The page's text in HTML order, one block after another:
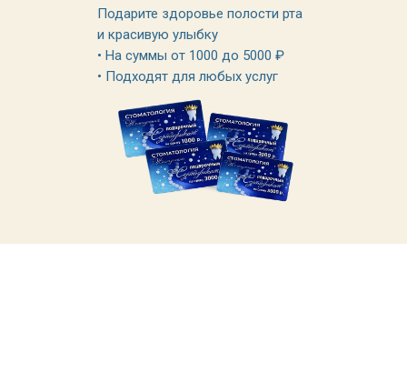
Подарите здоровье полости рта
и красивую улыбку
• На суммы от 1000 до 5000 ₽
• Подходят для любых услуг